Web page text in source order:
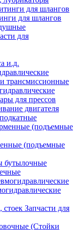
для шлангов
для
и.д.
трансмиссионные
для прессов
двигателя
(подъемные
бутылочные
Запчасти для